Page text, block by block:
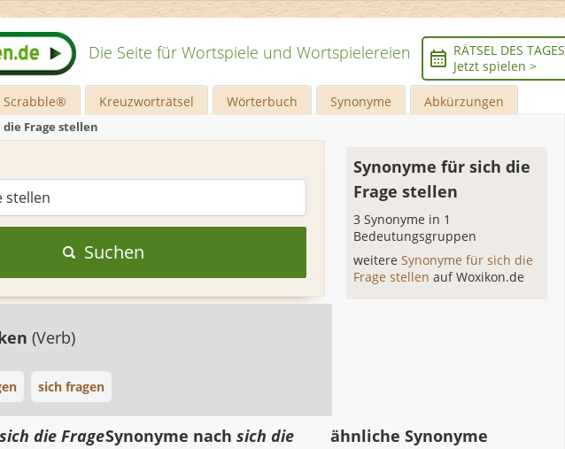
Die Seite für Wortspiele und Wortspielereien
RÄTSEL DES TAGES
Jetzt spielen >
Scrabble® Kreuzworträtsel Wörterbuch Synonyme Abkürzungen
die Frage stellen
Suchen
(Verb)
sich fragen
Synonyme für sich die
Frage stellen
3 Synonyme in 1
Bedeutungsgruppen
weitereSynonyme für sich die
Frage stellenauf Woxikon.de
sich die FrageSynonyme nachsich die
ähnliche Synonyme